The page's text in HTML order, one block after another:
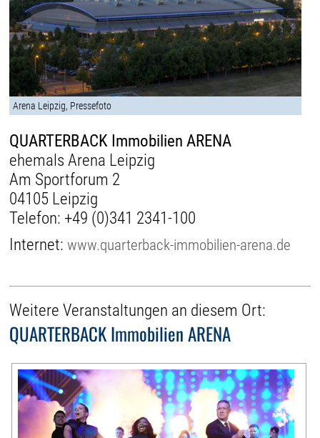
Arena Leipzig, Pressefoto
QUARTERBACK Immobilien ARENA
ehemals Arena Leipzig
Am Sportforum 2
04105 Leipzig
Telefon: +49 (0)341 2341-100
Internet:www.quarterback-immobilien-arena.de
Weitere Veranstaltungen an diesem Ort:
QUARTERBACK Immobilien ARENA